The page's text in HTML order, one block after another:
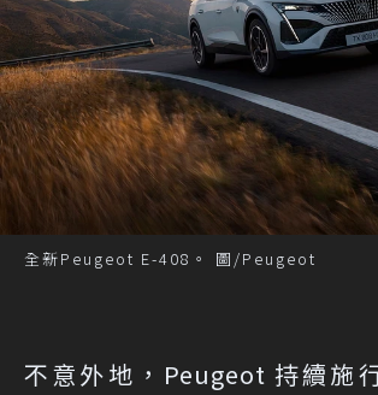
全新Peugeot E-408。 圖/Peugeot
不意外地，Peugeot 持續施